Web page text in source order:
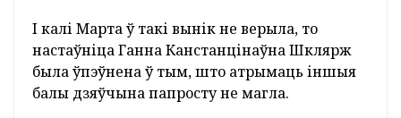
І калі Марта ў такі вынік не верыла, то
настаўніца Ганна Канстанцінаўна Шклярж
была ўпэўнена ў тым, што атрымаць іншыя
балы дзяўчына папросту не магла.